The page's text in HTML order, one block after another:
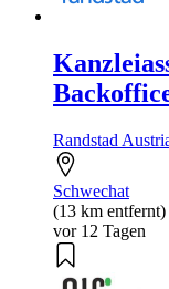
Randstad
Schwechat
(13 km entfernt)
vor 12 Tagen